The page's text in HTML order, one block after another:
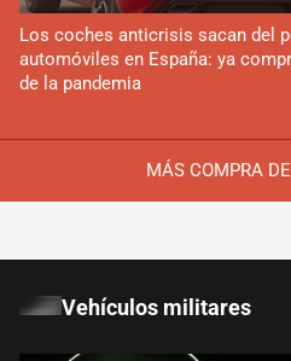
MÁS COMPRA
Los coches anticrisis sacan del
automóviles en España: ya
de la pandemia
Vehículos militares